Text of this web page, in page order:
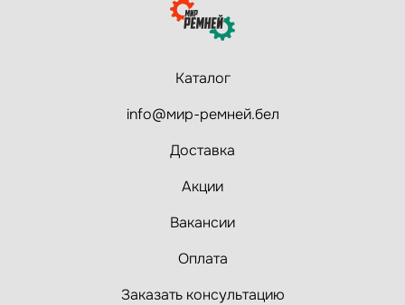
Каталог
info@мир-ремней.бел
Доставка
Акции
Вакансии
Оплата
Заказать консультацию